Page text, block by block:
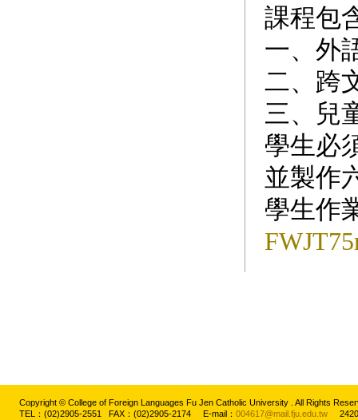
課程包
一、外
二、跨
三、兒
學生必
並製作
學生作
Copyright © College of Foreign Languages Fu Jen Catholic University . All Rights
TEL：(02)2905-2551 FAX：(02)2905-2174 E-mail： 004617@mail.fju.edu.tw